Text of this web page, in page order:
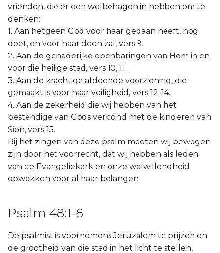
vrienden, die er een welbehagen in hebben om te
denken:
1. Aan hetgeen God voor haar gedaan heeft, nog
doet, en voor haar doen zal, vers 9.
2. Aan de genaderijke openbaringen van Hem in en
voor die heilige stad, vers 10, 11.
3. Aan de krachtige afdoende voorziening, die
gemaakt is voor haar veiligheid, vers 12-14.
4. Aan de zekerheid die wij hebben van het
bestendige van Gods verbond met de kinderen van
Sion, vers 15.
Bij het zingen van deze psalm moeten wij bewogen
zijn door het voorrecht, dat wij hebben als leden
van de Evangeliekerk en onze welwillendheid
opwekken voor al haar belangen.
Psalm 48:1-8
De psalmist is voornemens Jeruzalem te prijzen en
de grootheid van die stad in het licht te stellen,